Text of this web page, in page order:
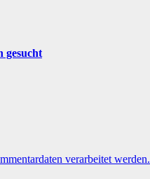
gesucht
verarbeitet werden.